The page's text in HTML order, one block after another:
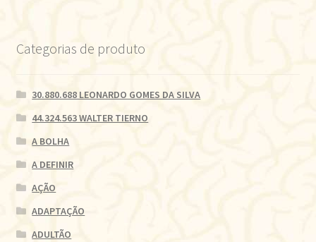
Categorias de produto
30.880.688 LEONARDO GOMES DA SILVA
44.324.563 WALTER TIERNO
A BOLHA
A DEFINIR
AÇÃO
ADAPTAÇÃO
ADULTÃO